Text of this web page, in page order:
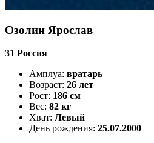
Озолин Ярослав
31 Россия
Амплуа: вратарь
Возраст: 26 лет
Рост: 186 см
Вес: 82 кг
Хват: Левый
День рождения: 25.07.2000